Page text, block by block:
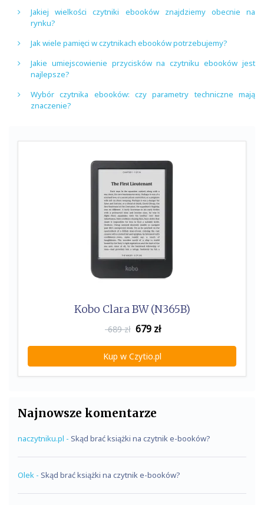
Jakiej wielkości czytniki ebooków znajdziemy obecnie na
rynku?
Jak wiele pamięci w czytnikach ebooków potrzebujemy?
Jakie umiejscowienie przycisków na czytniku ebooków jest
najlepsze?
Wybór czytnika ebooków: czy parametry techniczne mają
znaczenie?
Kobo Clara BW (N365B)
689 zł 679 zł
Kup w Czytio.pl
Najnowsze komentarze
naczytniku.pl - Skąd brać książki na czytnik e-booków?
Olek - Skąd brać książki na czytnik e-booków?